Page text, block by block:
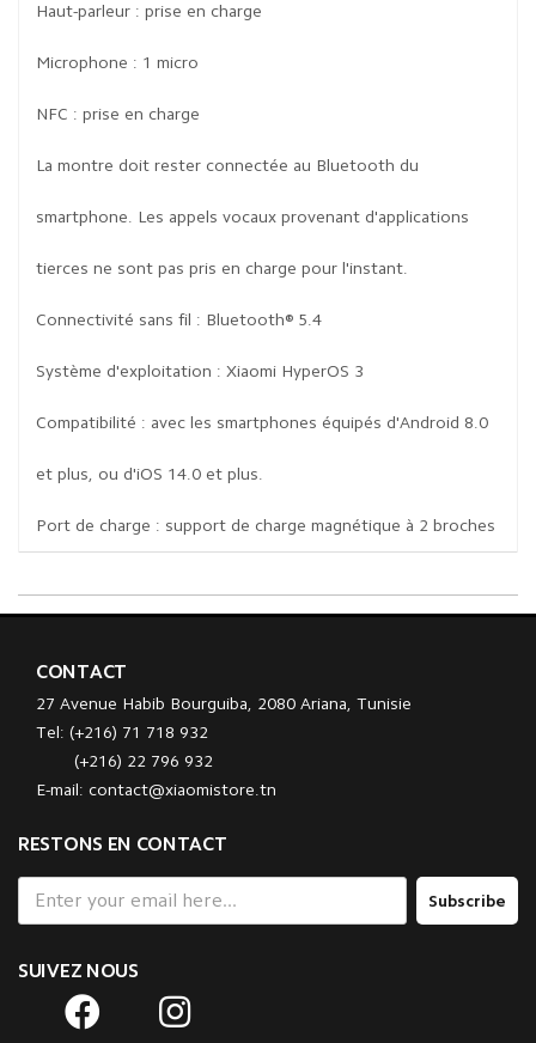
Haut-parleur : prise en charge
Microphone : 1 micro
NFC : prise en charge
La montre doit rester connectée au Bluetooth du
smartphone. Les appels vocaux provenant d'applications
tierces ne sont pas pris en charge pour l'instant.
Connectivité sans fil : Bluetooth® 5.4
Système d'exploitation : Xiaomi HyperOS 3
Compatibilité : avec les smartphones équipés d'Android 8.0
et plus, ou d'iOS 14.0 et plus.
Port de charge : support de charge magnétique à 2 broches
CONTACT
27 Avenue Habib Bourguiba, 2080 Ariana, Tunisie
Tel: (+216) 71 718 932
(+216) 22 796 932
E-mail: contact@xiaomistore.tn
RESTONS EN CONTACT
Subscribe
SUIVEZ NOUS